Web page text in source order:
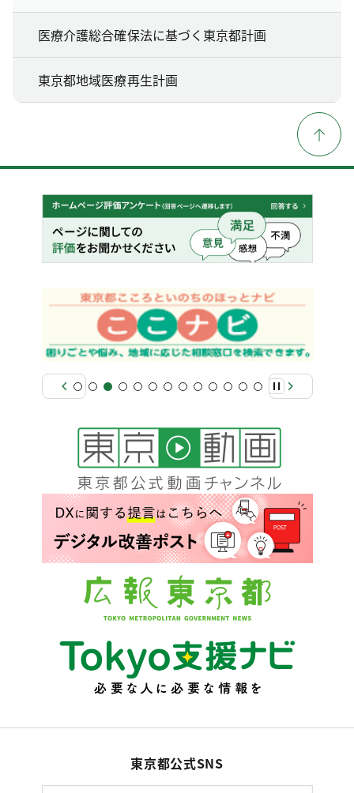
医療介護総合確保法に基づく東京都計画
東京都地域医療再生計画
東京都公式SNS